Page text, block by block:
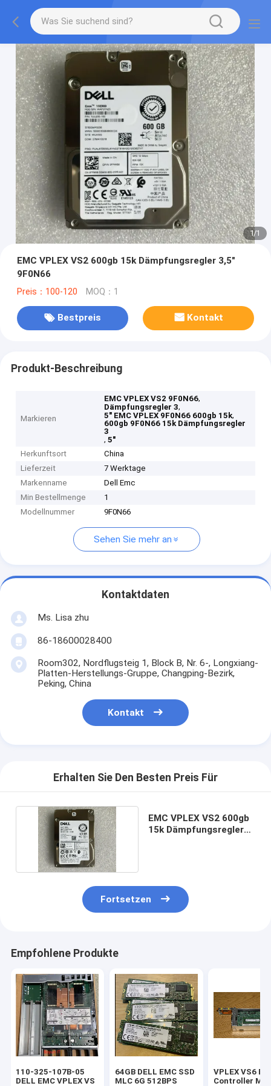
1/1
EMC VPLEX VS2 600gb 15k Dämpfungsregler 3,5"
9F0N66
Preis：100-120 MOQ：1
Bestpreis Kontakt
Produkt-Beschreibung
Markieren
EMC VPLEX VS2 9F0N66,
Dämpfungsregler 3,
5" EMC VPLEX 9F0N66 600gb 15k,
600gb 9F0N66 15k Dämpfungsregler
3
,5"
Herkunftsort
China
Lieferzeit
7 Werktage
Markenname
Dell Emc
Min Bestellmenge
1
Modellnummer
9F0N66
Sehen Sie mehr an
Kontaktdaten
Ms. Lisa zhu
86-18600028400
Room302, Nordflugsteig 1, Block B, Nr. 6-, Longxiang-
Platten-Herstellungs-Gruppe, Changping-Bezirk,
Peking, China
Kontakt
Erhalten Sie Den Besten Preis Für
EMC VPLEX VS2 600gb
15k Dämpfungsregler
Fortsetzen
Empfohlene Produkte
110-325-107B-05
DELL EMC VPLEX VS
64GB DELL EMC SSD
MLC 6G 512BPS
VPLEX VS6
Controller